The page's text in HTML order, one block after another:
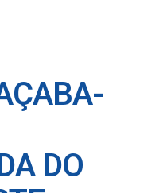
DO